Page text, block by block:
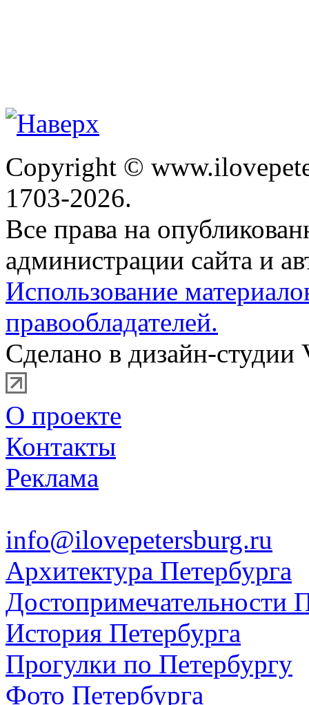
Copyright ©
1703-2026.
Все права на
администрации сайта и
Использование
правообладателей.
Сделано в дизайн-студии
О проекте
Контакты
Реклама
info@ilovepetersburg.ru
Архитектура Петербурга
Достопримечательности
История Петербурга
Прогулки по Петербургу
Фото Петербурга